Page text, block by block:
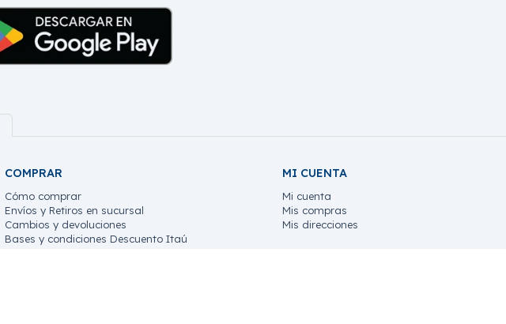
COMPRAR
Cómo comprar
Envíos y Retiros en sucursal
Cambios y devoluciones
Bases y condiciones Descuento Itaú
MI CUENTA
Mi cuenta
Mis compras
Mis direcciones